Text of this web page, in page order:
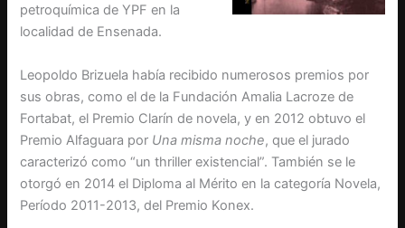
petroquímica de YPF en la
localidad de Ensenada.
Leopoldo Brizuela había recibido numerosos premios por
sus obras, como el de la Fundación Amalia Lacroze de
Fortabat, el Premio Clarín de novela, y en 2012 obtuvo el
Premio Alfaguara por Una misma noche, que el jurado
caracterizó como “un thriller existencial”. También se le
otorgó en 2014 el Diploma al Mérito en la categoría Novela,
Período 2011-2013, del Premio Konex.